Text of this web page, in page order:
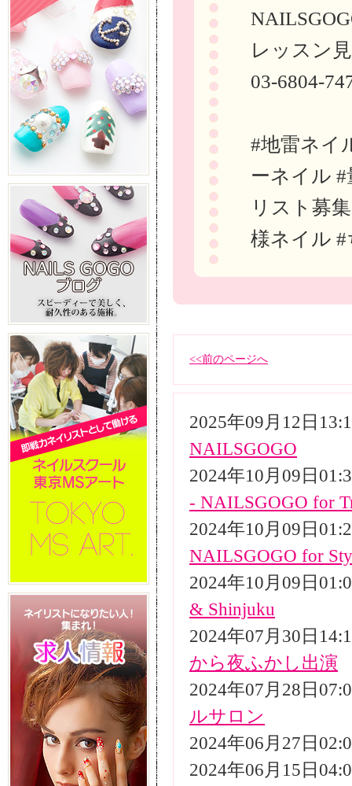
レッスン
03-6804-
#地雷ネイ
ーネイル
リスト募
様ネイル
<<前のページへ
2025年09月12日
NAILSGOGO
2024年10月09日
- NAILSGOGO for
2024年10月09日
NAILSGOGO for
2024年10月09日
& Shinjuku
2024年07月30日
から夜ふかし出演
2024年07月28日
ルサロン
2024年06月27日
2024年06月15日